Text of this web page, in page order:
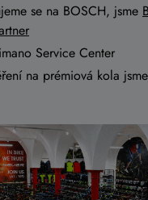
se na BOSCH, jsme
Service Center
na prémiová kola jsme